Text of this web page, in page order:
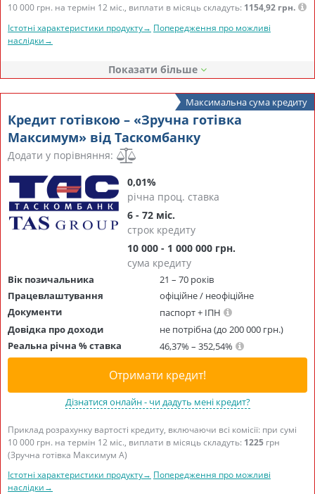
10 000 грн. на термін 12 міс., виплати в місяць складуть: 1154,92 грн.
Істотні характеристики продукту→ Попередження про можливі
наслідки→
Показати
Максимальна сума кредиту
Кредит готівкою – «Зручна готівка
Максимум» від Таскомбанку
Додати у порівняння:
0,01%
річна проц. ставка
6 - 72 міс.
строк кредиту
10 000 - 1 000 000 грн.
сума кредиту
Вік позичальника
21 – 70 років
Працевлаштування
офіційне / неофіційне
Документи
паспорт + ІПН
Довідка про доходи
не потрібна (до 200 000 грн.)
Реальна річна % ставка
46,37% – 352,54%
Отримати кредит!
Дізнатися онлайн - чи дадуть мені кредит?
Приклад розрахунку вартості кредиту, включаючи всі комісії: при сумі
10 000 грн. на термін 12 міс., виплати в місяць складуть: 1225 грн
(Зручна готівка Максимум А)
Істотні характеристики продукту→ Попередження про можливі
наслідки→